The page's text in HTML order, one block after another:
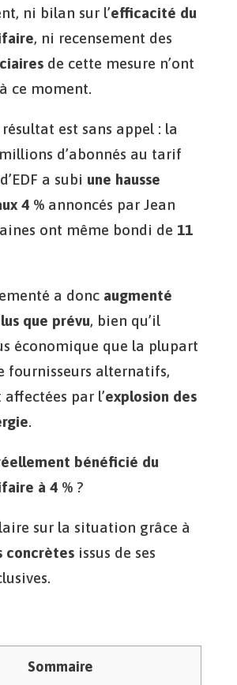
ni bilan sur l’efficacité du
, ni recensement des
de cette mesure n’ont
ce moment.
est sans appel : la
d’abonnés au tarif
a subi une hausse
4 %annoncés par Jean
ont même bondi de 11
a donc augmenté
que prévu, bien qu’il
économique que la plupart
fournisseurs alternatifs,
par l’explosion des
.
bénéficié du
à 4 %?
sur la situation grâce à
concrètesissus de ses
Sommaire